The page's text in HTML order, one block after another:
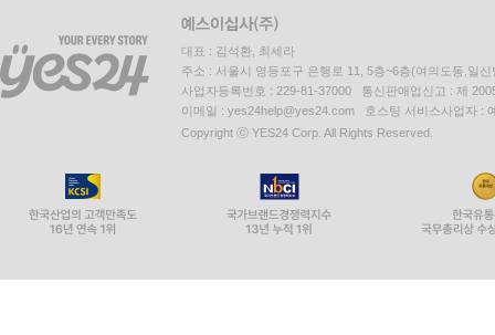
대표 : 김석환, 최세라
주소 : 서울시 영등포구 은행로 11, 5층~6층(여의도동,일신
사업자등록번호 : 229-81-37000 통신판매업신고 : 제
이메일 : yes24help@yes24.com 호스팅 서비스사업자 :
Copyright ⓒ YES24 Corp. All Rights Reserved.